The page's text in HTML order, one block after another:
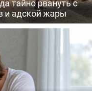
тайно рвануть с
и адской жары